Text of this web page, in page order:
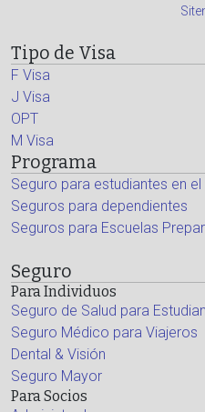
Tipo de Visa
F Visa
J Visa
OPT
M Visa
Programa
Seguro para estudiantes en
Seguros para dependientes
Seguros para Escuelas
Seguro
Para Individuos
Seguro de Salud para
Seguro Médico para Viajeros
Dental & Visión
Seguro Mayor
Para Socios